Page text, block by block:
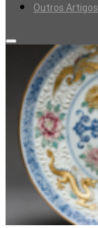
Outros Artigos